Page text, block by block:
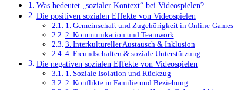
Was bedeutet „sozialer Kontext“ bei Videospielen?
Die positiven sozialen Effekte von Videospielen
1. Gemeinschaft und Zugehörigkeit in Online-Games
2. Kommunikation und Teamwork
3. Interkultureller Austausch & Inklusion
4. Freundschaften & soziale Unterstützung
Die negativen sozialen Effekte von Videospielen
1. Soziale Isolation und Rückzug
2. Konflikte in Familie und Beziehung